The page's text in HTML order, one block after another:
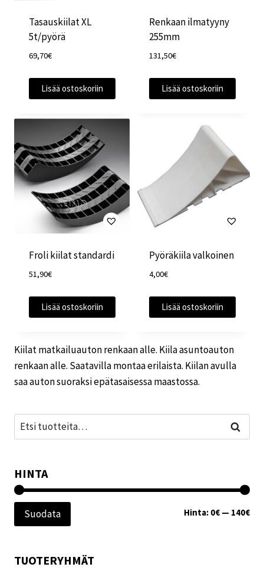
Tasauskiilat XL
5t/pyörä
69,70€
Lisää ostoskoriin
Renkaan ilmatyyny
255mm
131,50€
Lisää ostoskoriin
Froli kiilat standardi
51,90€
Lisää ostoskoriin
Pyöräkiila valkoinen
4,00€
Lisää ostoskoriin
Kiilat matkailuauton renkaan alle. Kiila asuntoauton
renkaan alle. Saatavilla montaa erilaista. Kiilan avulla
saa auton suoraksi epätasaisessa maastossa.
Etsi: Haku
HINTA
Suodata Hinta: 0€ — 140€
TUOTERYHMÄT